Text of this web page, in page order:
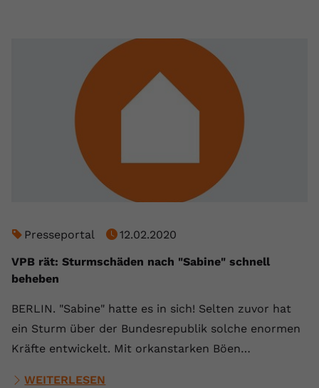
Presseportal
12.02.2020
VPB rät: Sturmschäden nach "Sabine" schnell
beheben
BERLIN. "Sabine" hatte es in sich! Selten zuvor hat
ein Sturm über der Bundesrepublik solche enormen
Kräfte entwickelt. Mit orkanstarken Böen…
WEITERLESEN